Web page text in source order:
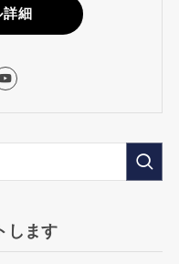
詳細
します